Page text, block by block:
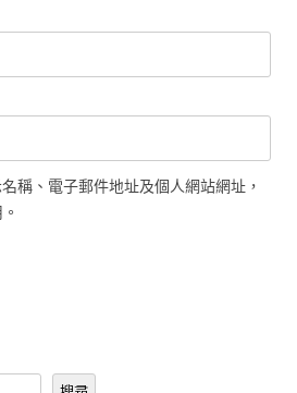
稱、電子郵件地址及個人網站網址，